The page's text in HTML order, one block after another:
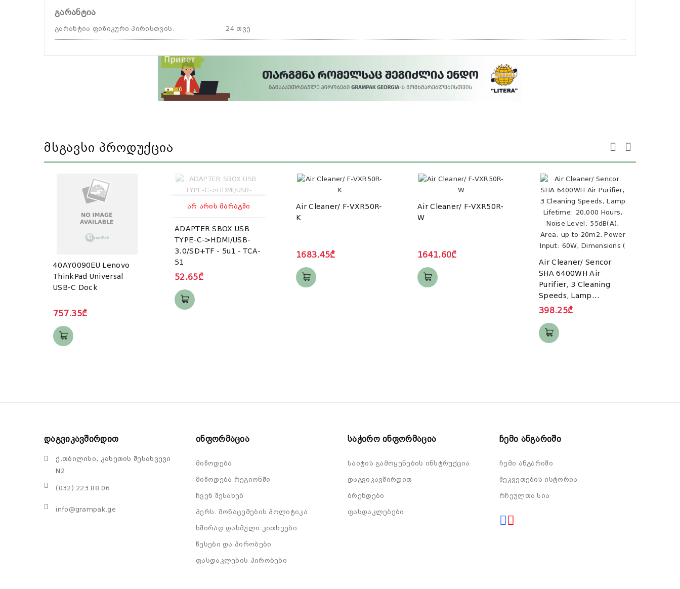
გარანტია
გარანტია ფიზიკური პირისთვის: 24 თვე
Მსგავსი Პროდუქცია
40AY0090EU Lenovo
ThinkPad Universal
USB-C Dock
757.35₾
ᲐᲠ ᲐᲠᲘᲡ ᲛᲐᲠᲐᲒᲨᲘ
ADAPTER SBOX USB
TYPE-C->HDMI/USB-
3.0/SD+TF - 5u1 - TCA-
51
52.65₾
Air Cleaner/ F-VXR50R-
K
1683.45₾
Air Cleaner/ F-VXR50R-
W
1641.60₾
Air Cleaner/ Sencor
SHA 6400WH Air
Purifier, 3 Cleaning
Speeds, Lamp
Lifetime: 20,000 Hours,
Area: up to 20m2,
Power Input: 60W,
398.25₾
Დაგვიკავშირდით
ქ.თბილისი, კახეთის შესახვევი
N2
(032) 223 88 06
info@grampak.ge
Ინფორმაცია
მიწოდება
მიწოდება რეგიონში
ჩვენ შესახებ
პერს. მონაცემების პოლიტიკა
ხშირად დასმული კითხვები
წესები და პირობები
ფასდაკლების პირობები
Საჭირო Ინფორმაცია
საიტის გამოყენების ინსტრუქცია
დაგვიკავშირდით
ბრენდები
ფასდაკლებები
Ჩემი Ანგარიში
ჩემი ანგარიში
შეკვეთების ისტორია
რჩეულთა სია